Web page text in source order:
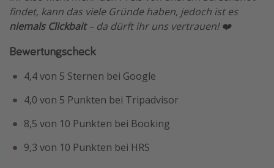
findet, kann das viele Gründe haben, jedoch ist es
niemals Clickbait– da dürft ihr uns vertrauen! ❤️
Bewertungscheck
4,4 von 5 Sternen bei Google
4,0 von 5 Punkten bei Tripadvisor
8,5 von 10 Punkten bei Booking
9,3 von 10 Punkten bei HRS